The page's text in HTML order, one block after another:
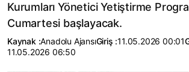
Kurumları Yönetici Yetiştirme
Cumartesi başlayacak.
Kaynak :Anadolu AjansıGiriş :11.05.2026 00:01
11.05.2026 06:50